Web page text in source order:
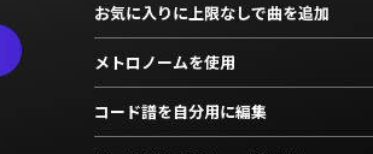
お気に入りに上限なしで曲を追加
メトロノームを使用
コード譜を自分用に編集